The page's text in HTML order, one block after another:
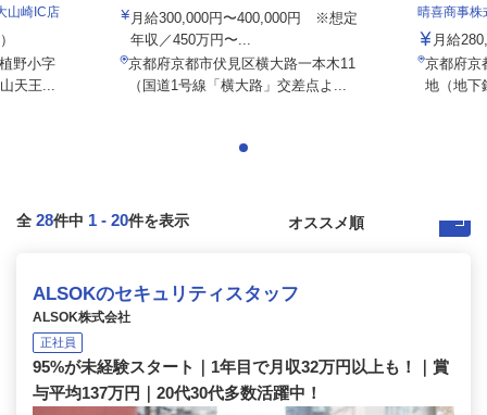
山崎IC店
野小字
天王...
月給300,000円〜400,000円 ※想定
年収／450万円〜...
京都府京都市伏見区横大路一本木11
（国道1号線「横大路」交差点よ...
晴喜商事株
月給
京都府京
地（地下
全 28件中 1 - 20件を表示
ALSOKのセキュリティスタッフ
ALSOK株式会社
正社員
95%が未経験スタート｜1年目で月収32万円以上も！｜賞
与平均137万円｜20代30代多数活躍中！